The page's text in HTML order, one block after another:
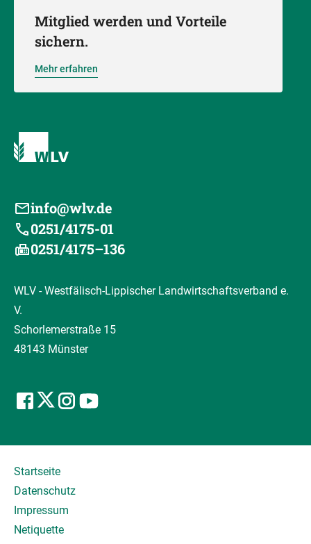
Mitglied werden und Vorteile
sichern.
Mehr erfahren
info@wlv.de
0251/4175-01
0251/4175–136
WLV - Westfälisch-Lippischer Landwirtschaftsverband e.
V.
Schorlemerstraße 15
48143 Münster
Startseite
Datenschutz
Impressum
Netiquette